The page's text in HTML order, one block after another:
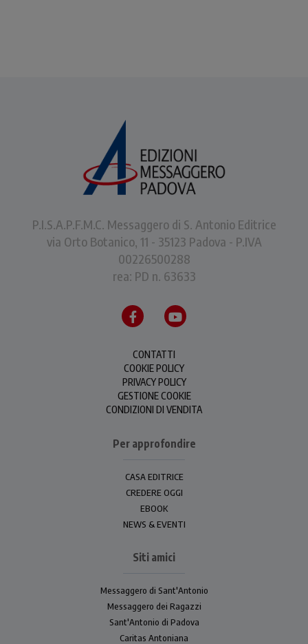
P.I.S.A.P.F.M.C. Messaggero di S. Antonio Editrice
via Orto Botanico, 11 - 35123 Padova - P.IVA
00226500288
rea: PD n. 63633
CONTATTI
COOKIE POLICY
PRIVACY POLICY
GESTIONE COOKIE
CONDIZIONI DI VENDITA
Per approfondire
CASA EDITRICE
CREDERE OGGI
EBOOK
NEWS & EVENTI
Siti amici
Messaggero di Sant'Antonio
Messaggero dei Ragazzi
Sant'Antonio di Padova
Caritas Antoniana